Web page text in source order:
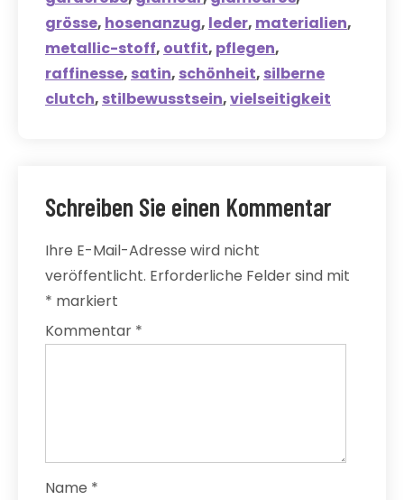
grösse, hosenanzug, leder, materialien,
metallic-stoff, outfit, pflegen,
raffinesse, satin, schönheit, silberne
clutch, stilbewusstsein,vielseitigkeit
Schreiben Sie einen Kommentar
Ihre E-Mail-Adresse wird nicht
veröffentlicht. Erforderliche Felder sind mit
* markiert
Kommentar *
Name *